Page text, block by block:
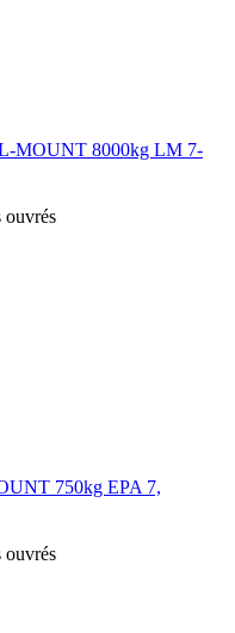
MOUNT 8000kg LM 7-
ouvrés
750kg EPA 7,
ouvrés